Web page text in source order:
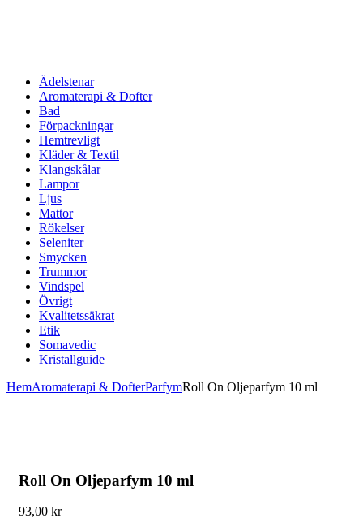
Ädelstenar
Aromaterapi & Dofter
Bad
Förpackningar
Hemtrevligt
Kläder & Textil
Klangskålar
Lampor
Ljus
Mattor
Rökelser
Seleniter
Smycken
Trummor
Vindspel
Övrigt
Kvalitetssäkrat
Etik
Somavedic
Kristallguide
HemAromaterapi & DofterParfymRoll On Oljeparfym 10 ml
Roll On Oljeparfym 10 ml
93,00 kr